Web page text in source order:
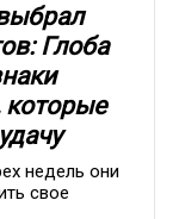
Глоба
которые
недель они
свое